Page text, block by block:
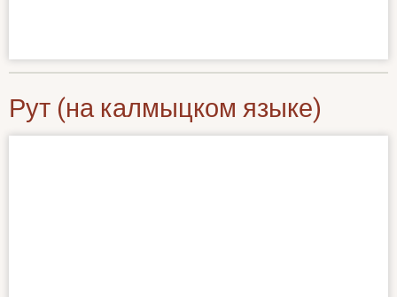
Рут (на калмыцком языке)